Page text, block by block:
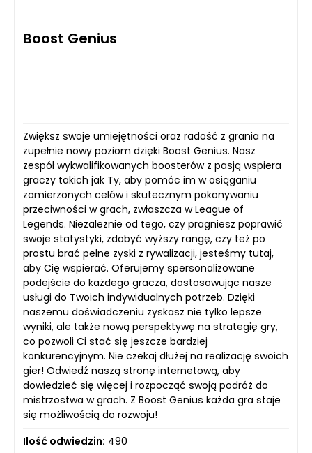
Boost Genius
Zwiększ swoje umiejętności oraz radość z grania na
zupełnie nowy poziom dzięki Boost Genius. Nasz
zespół wykwalifikowanych boosterów z pasją wspiera
graczy takich jak Ty, aby pomóc im w osiąganiu
zamierzonych celów i skutecznym pokonywaniu
przeciwności w grach, zwłaszcza w League of
Legends. Niezależnie od tego, czy pragniesz poprawić
swoje statystyki, zdobyć wyższy rangę, czy też po
prostu brać pełne zyski z rywalizacji, jesteśmy tutaj,
aby Cię wspierać. Oferujemy spersonalizowane
podejście do każdego gracza, dostosowując nasze
usługi do Twoich indywidualnych potrzeb. Dzięki
naszemu doświadczeniu zyskasz nie tylko lepsze
wyniki, ale także nową perspektywę na strategię gry,
co pozwoli Ci stać się jeszcze bardziej
konkurencyjnym. Nie czekaj dłużej na realizację swoich
gier! Odwiedź naszą stronę internetową, aby
dowiedzieć się więcej i rozpocząć swoją podróż do
mistrzostwa w grach. Z Boost Genius każda gra staje
się możliwością do rozwoju!
Ilość odwiedzin: 490